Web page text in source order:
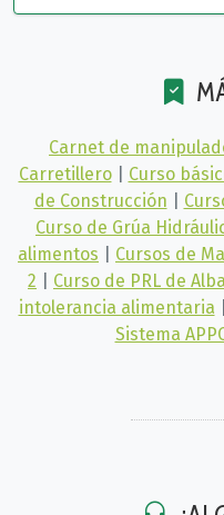
Carnet de
Carretillero
Curso
de Construcción
Curso de Grúa
alimentos
Cursos de
2
Curso de PRL de
intolerancia alimentaria
Sistema